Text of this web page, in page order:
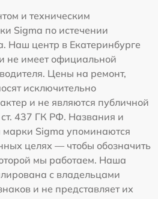
и техническим
Sigma по истечении
Наш центр в Екатеринбурге
не имеет официальной
Цены на ремонт,
исключительно
и не являются публичной
437 ГК РФ. Названия и
марки Sigma упоминаются
целях — чтобы обозначить
мы работаем. Наша
с владельцами
и не представляет их